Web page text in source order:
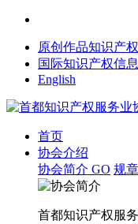
原创作品知识产
国际知识产权信
English
首页
协会介绍
协会简介 GO 规
首都知识产权服